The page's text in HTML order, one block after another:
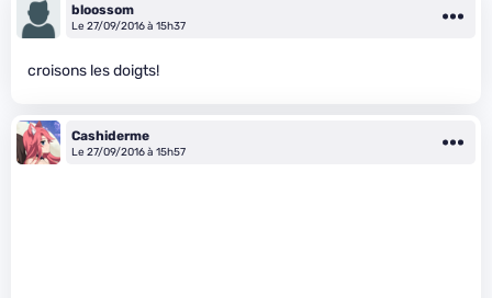
bloossom
Le 27/09/2016 à 15h37
croisons les doigts!
Cashiderme
Le 27/09/2016 à 15h57